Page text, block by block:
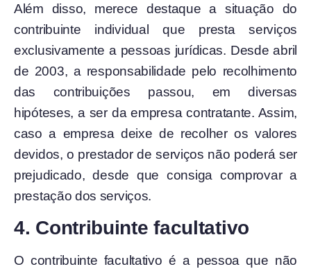
Além disso, merece destaque a situação do
contribuinte individual que presta serviços
exclusivamente a pessoas jurídicas. Desde abril
de 2003, a responsabilidade pelo recolhimento
das contribuições passou, em diversas
hipóteses, a ser da empresa contratante. Assim,
caso a empresa deixe de recolher os valores
devidos, o prestador de serviços não poderá ser
prejudicado, desde que consiga comprovar a
prestação dos serviços.
4. Contribuinte facultativo
O contribuinte facultativo é a pessoa que não